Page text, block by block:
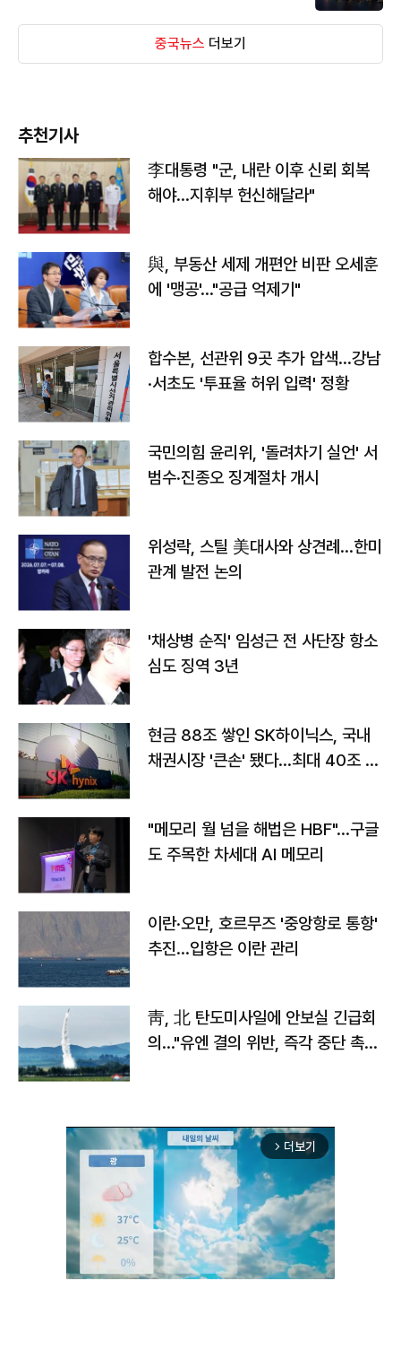
중국뉴스 더보기
추천기사
李대통령 "군, 내란 이후 신뢰 회복
해야…지휘부 헌신해달라"
與, 부동산 세제 개편안 비판 오세훈
에 '맹공'…"공급 억제기"
합수본, 선관위 9곳 추가 압색…강남
·서초도 '투표율 허위 입력' 정황
국민의힘 윤리위, '돌려차기 실언' 서
범수·진종오 징계절차 개시
위성락, 스틸 美대사와 상견례…한미
관계 발전 논의
'채상병 순직' 임성근 전 사단장 항소
심도 징역 3년
현금 88조 쌓인 SK하이닉스, 국내
채권시장 '큰손' 됐다…최대 40조 투
"메모리 월 넘을 해법은 HBF"…구글
도 주목한 차세대 AI 메모리
이란·오만, 호르무즈 '중앙항로 통항'
추진…입항은 이란 관리
靑, 北 탄도미사일에 안보실 긴급회
의…"유엔 결의 위반, 즉각 중단 촉
arrow_forward_ios 더보기